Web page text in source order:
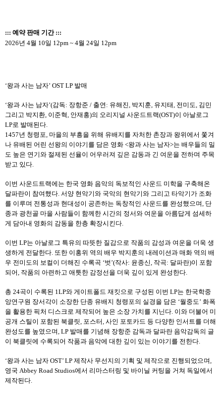
::: 예약 판매 기간 :::
2026년 4월 10일 12pm ~ 4월 24일 12pm
‘왕과 사는 남자’ OST LP 발매
‘왕과 사는 남자’(감독: 장항준 / 출연: 유해진, 박지훈, 유지태, 전미도, 김민
그리고 박지환, 이준혁, 안재홍)의 오리지널 사운드트랙(OST)이 아날로그
LP로 발매된다.
1457년 청령포, 마을의 부흥을 위해 유배지를 자처한 촌장과 왕위에서 쫓겨
나 유배된 어린 선왕의 이야기를 담은 영화 <왕과 사는 남자>는 배우들의 밀
도 높은 연기와 절제된 선율이 어우러져 깊은 감동과 긴 여운을 전하며 주목
받고 있다.
이번 사운드트랙에는 한국 영화 음악의 독보적인 사운드 미학을 구축해온
달파란이 참여했다. 서양 현악기와 국악의 현악기와 그리고 타악기가 조화
를 이루며 전통성과 현대성이 공존하는 독창적인 사운드를 완성했으며, 단
종과 광천골 마을 사람들이 함께한 시간의 정서와 여운을 아름답게 섬세하
게 담아내 영화의 감동을 한층 확장시킨다.
이번 LP는 아날로그 특유의 따뜻한 질감으로 작품의 감성과 여운을 더욱 생
생하게 전달한다. 또한 이홍위 역의 배우 박지훈의 내레이션과 매화 역의 배
우 전미도의 보컬이 더해진 수록곡 ‘벗’(작사: 윤종신, 작곡: 달파란)이 포함
되어, 작품의 아련하고 애틋한 감정선을 더욱 깊이 있게 완성한다.
총 24곡이 수록된 1LP와 게이트폴드 재킷으로 구성된 이번 LP는 한국학중
앙연구원 장서각이 소장한 단종 유배지 청령포의 실경을 담은 ‘월중도’ 화폭
을 활용한 픽처 디스크로 제작되어 높은 소장 가치를 지닌다. 이와 더불어 미
공개 스틸이 포함된 북클릿, 포스터, 사인 포토카드 등 다양한 인서트를 더해
완성도를 높였으며, LP 발매를 기념해 장항준 감독과 달파란 음악감독의 글
이 북클릿에 수록되어 작품과 음악에 대한 깊이 있는 이야기를 전한다.
‘왕과 사는 남자 OST’ LP 제작사 무선지의 기획 및 제작으로 진행되었으며,
영국 Abbey Road Studios에서 리마스터링 및 바이닐 커팅을 거쳐 독일에서
제작된다.